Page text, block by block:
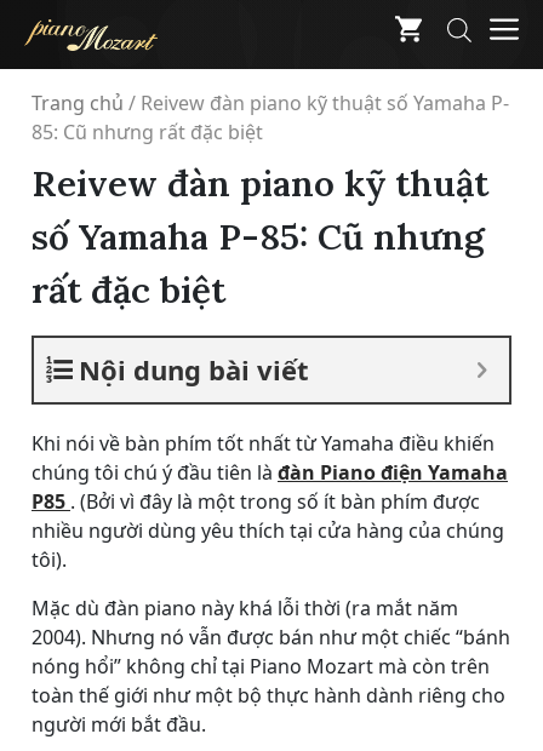
content
Trang chủ / Reivew đàn piano kỹ thuật số Yamaha P-
85: Cũ nhưng rất đặc biệt
Reivew đàn piano kỹ thuật
số Yamaha P-85: Cũ nhưng
rất đặc biệt
Nội dung bài viết
Khi nói về bàn phím tốt nhất từ ​​Yamaha điều khiến
chúng tôi chú ý đầu tiên là đàn Piano điện Yamaha
P85 . (Bởi vì đây là một trong số ít bàn phím được
nhiều người dùng yêu thích tại cửa hàng của chúng
tôi).
Mặc dù đàn piano này khá lỗi thời (ra mắt năm
2004). Nhưng nó vẫn được bán như một chiếc “bánh
nóng hổi” không chỉ tại Piano Mozart mà còn trên
toàn thế giới như một bộ thực hành dành riêng cho
người mới bắt đầu.